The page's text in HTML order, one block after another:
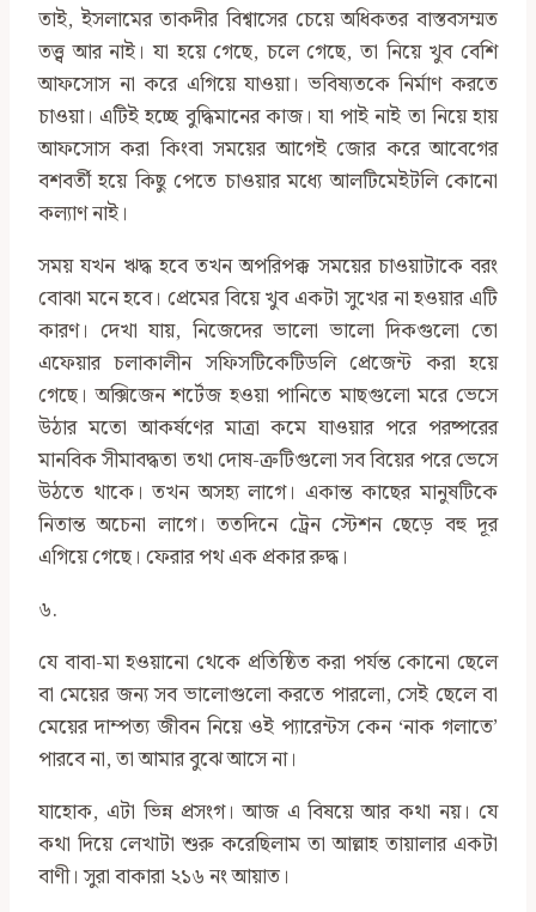
তাই, ইসলামের তাকদীর বিশ্বাসের চেয়ে অধিকতর বাস্তবসম্মত
তত্ত্ব আর নাই। যা হয়ে গেছে, চলে গেছে, তা নিয়ে খুব বেশি
আফসোস না করে এগিয়ে যাওয়া। ভবিষ্যতকে নির্মাণ করতে
চাওয়া। এটিই হচ্ছে বুদ্ধিমানের কাজ। যা পাই নাই তা নিয়ে হায়
আফসোস করা কিংবা সময়ের আগেই জোর করে আবেগের
বশবর্তী হয়ে কিছু পেতে চাওয়ার মধ্যে আলটিমেইটলি কোনো
কল্যাণ নাই।
সময় যখন ঋদ্ধ হবে তখন অপরিপক্ক সময়ের চাওয়াটাকে বরং
বোঝা মনে হবে। প্রেমের বিয়ে খুব একটা সুখের না হওয়ার এটি
কারণ। দেখা যায়, নিজেদের ভালো ভালো দিকগুলো তো
এফেয়ার চলাকালীন সফিসটিকেটিডলি প্রেজেন্ট করা হয়ে
গেছে। অক্সিজেন শর্টেজ হওয়া পানিতে মাছগুলো মরে ভেসে
উঠার মতো আকর্ষণের মাত্রা কমে যাওয়ার পরে পরষ্পরের
মানবিক সীমাবদ্ধতা তথা দোষ-ত্রুটিগুলো সব বিয়ের পরে ভেসে
উঠতে থাকে। তখন অসহ্য লাগে। একান্ত কাছের মানুষটিকে
নিতান্ত অচেনা লাগে। ততদিনে ট্রেন স্টেশন ছেড়ে বহু দূর
এগিয়ে গেছে। ফেরার পথ এক প্রকার রুদ্ধ।
৬.
যে বাবা-মা হওয়ানো থেকে প্রতিষ্ঠিত করা পর্যন্ত কোনো ছেলে
বা মেয়ের জন্য সব ভালোগুলো করতে পারলো, সেই ছেলে বা
মেয়ের দাম্পত্য জীবন নিয়ে ওই প্যারেন্টস কেন ‘নাক গলাতে’
পারবে না, তা আমার বুঝে আসে না।
যাহোক, এটা ভিন্ন প্রসংগ। আজ এ বিষয়ে আর কথা নয়। যে
কথা দিয়ে লেখাটা শুরু করেছিলাম তা আল্লাহ তায়ালার একটা
বাণী। সুরা বাকারা ২১৬ নং আয়াত।